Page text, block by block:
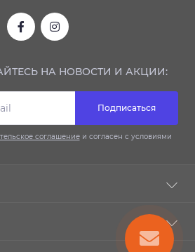
НА НОВОСТИ И АКЦИИ:
Подписаться
соглашениеи согласен с условиями